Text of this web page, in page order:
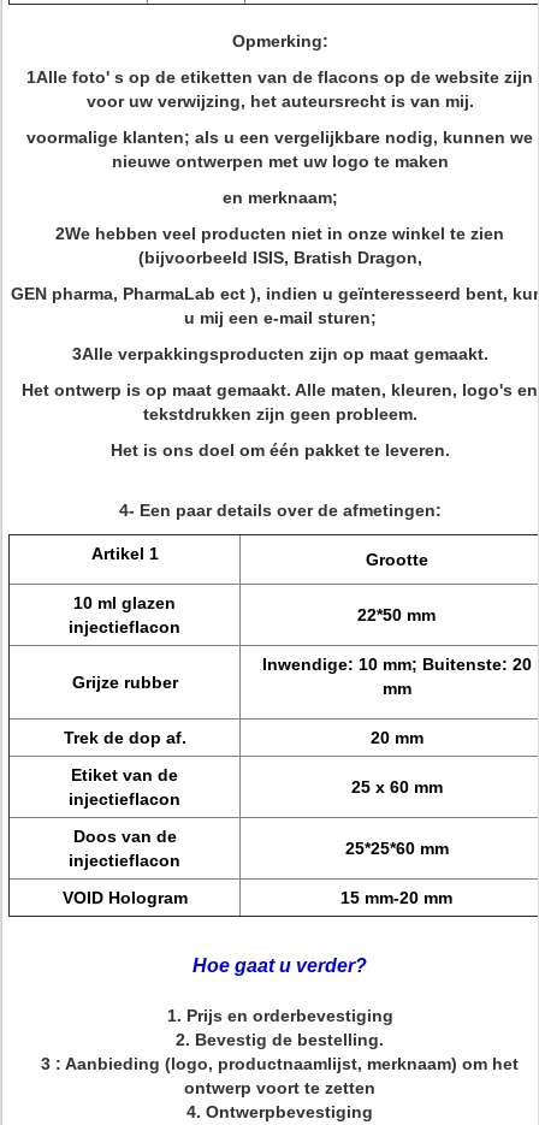
Opmerking:
1Alle foto' s op de etiketten van de flacons op de website zijn
voor uw verwijzing, het auteursrecht is van mij.
voormalige klanten; als u een vergelijkbare nodig, kunnen we
nieuwe ontwerpen met uw logo te maken
en merknaam;
2We hebben veel producten niet in onze winkel te zien
(bijvoorbeeld ISIS, Bratish Dragon,
GEN pharma, PharmaLab ect ), indien u geïnteresseerd bent,
u mij een e-mail sturen;
3Alle verpakkingsproducten zijn op maat gemaakt.
Het ontwerp is op maat gemaakt. Alle maten, kleuren, logo's en
tekstdrukken zijn geen probleem.
Het is ons doel om één pakket te leveren.
4- Een paar details over de afmetingen:
Artikel 1 Grootte
10 ml glazen
injectieflacon
22*50 mm
Grijze rubber
Inwendige: 10 mm; Buitenste: 20
mm
Trek de dop af.
20 mm
Etiket van de
injectieflacon
25 x 60 mm
Doos van de
injectieflacon
25*25*60 mm
VOID Hologram 15 mm-20 mm
Hoe gaat u verder?
1. Prijs en orderbevestiging
2. Bevestig de bestelling.
3 : Aanbieding (logo, productnaamlijst, merknaam) om het
ontwerp voort te zetten
4. Ontwerpbevestiging